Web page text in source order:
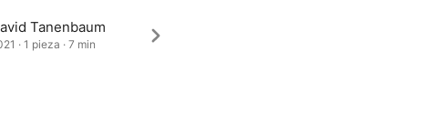
Tanenbaum
· 1 pieza · 7 min